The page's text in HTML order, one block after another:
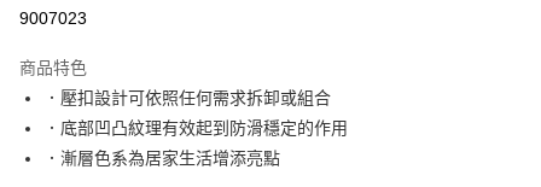
萊爾富取貨付款
付款後萊爾富取貨
每筆NT$60，滿NT$1,000(含以上)免運費
7-11取貨付款
9007023
商品特色
．壓扣設計可依照任何需求拆卸或組合
．底部凹凸紋理有效起到防滑穩定的作用
．漸層色系為居家生活增添亮點